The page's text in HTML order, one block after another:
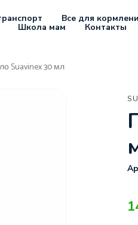
Все для
Школа мам Контакты
Suavinex 30 мл